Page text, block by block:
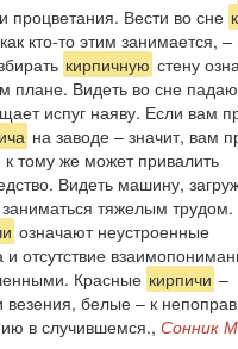
процветания. Вести во сне
кто-то этим занимается,
кирпичную стену
плане. Видеть во сне
испуг наяву. Если вам
на заводе – значит, вам
тому же может привалить
Видеть машину,
тяжелым трудом.
означают неустроенные
отсутствие
Красные кирпичи –
везения, белые – к
в случившемся., Сонник